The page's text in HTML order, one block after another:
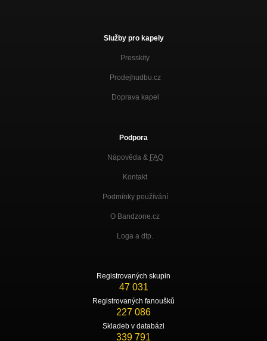
Služby pro kapely
Presskity
Prodejhudbu.cz
Doprava kapel
Podpora
Nápověda & FAQ
Kontakt
Podmínky používání
O Bandzone.cz
Loga a dtp.
Registrovaných skupin
47 031
Registrovaných fanoušků
227 086
Skladeb v databázi
339 791